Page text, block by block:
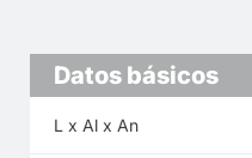
Datos básicos
L x Al x An